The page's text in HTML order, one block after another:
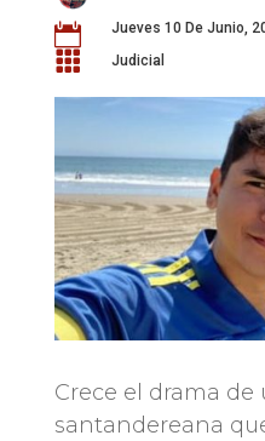
 Jueves 10 De Junio,
 Judicial
Crece el drama
santandereana